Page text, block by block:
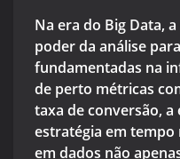
Na era do Big Data,
poder da análise
fundamentadas na
de perto métricas
taxa de conversão, a
estratégia em tempo
em dados não